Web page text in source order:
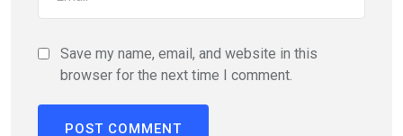
Save my name, email, and website in this
browser for the next time I comment.